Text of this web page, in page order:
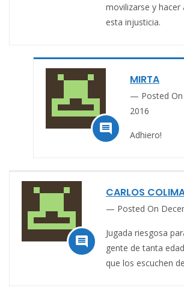
movilizarse y hacer
esta injusticia.

MIRTA
Posted
2016
Adhiero!

CARLOS
Posted On
Jugada riesgosa
gente de tanta
que los escuchen